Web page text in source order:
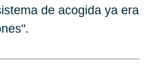
de acogida ya era